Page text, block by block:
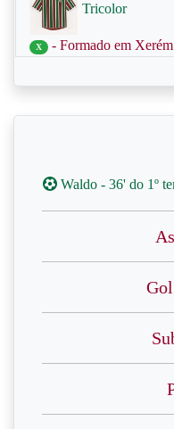
Tricolor
X - Formado em Xerém
Waldo - 36' do 1º